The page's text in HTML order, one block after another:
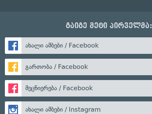
გაიგე მეტი პირველმა:
ახალი ამბები / Facebook
გართობა / Facebook
მეცნიერება / Facebook
ახალი ამბები / Instagram